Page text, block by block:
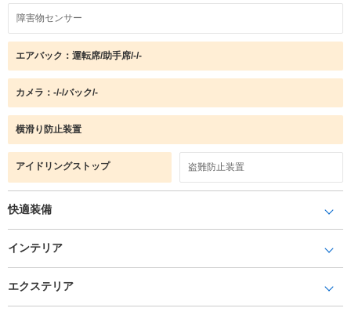
障害物センサー
エアバック：運転席/助手席/-/-
カメラ：-/-/バック/-
横滑り防止装置
アイドリングストップ 盗難防止装置
快適装備
インテリア
エクステリア